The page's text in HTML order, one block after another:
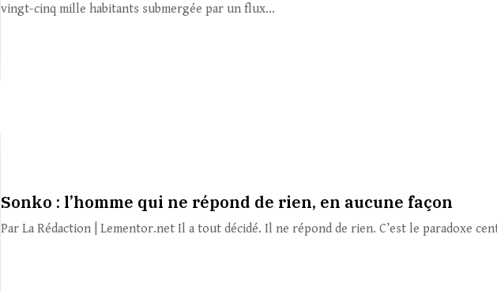
vingt-cinq mille habitants submergée par un flux...
Sonko : l’homme qui ne répond de rien, en aucune façon
Par La Rédaction | Lementor.net Il a tout décidé. Il ne répond de rien. C’est le paradoxe